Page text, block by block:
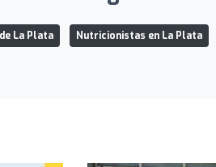
La Plata Nutricionistas en La Plata